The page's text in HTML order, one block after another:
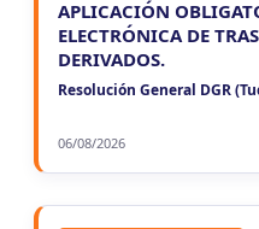
APLICACIÓN
ELECTRÓNICA DE
DERIVADOS.
Resolución General DGR
06/08/2026